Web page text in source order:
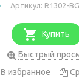
Артикул: R1302-BG
Купить
Быстрый
В избранное